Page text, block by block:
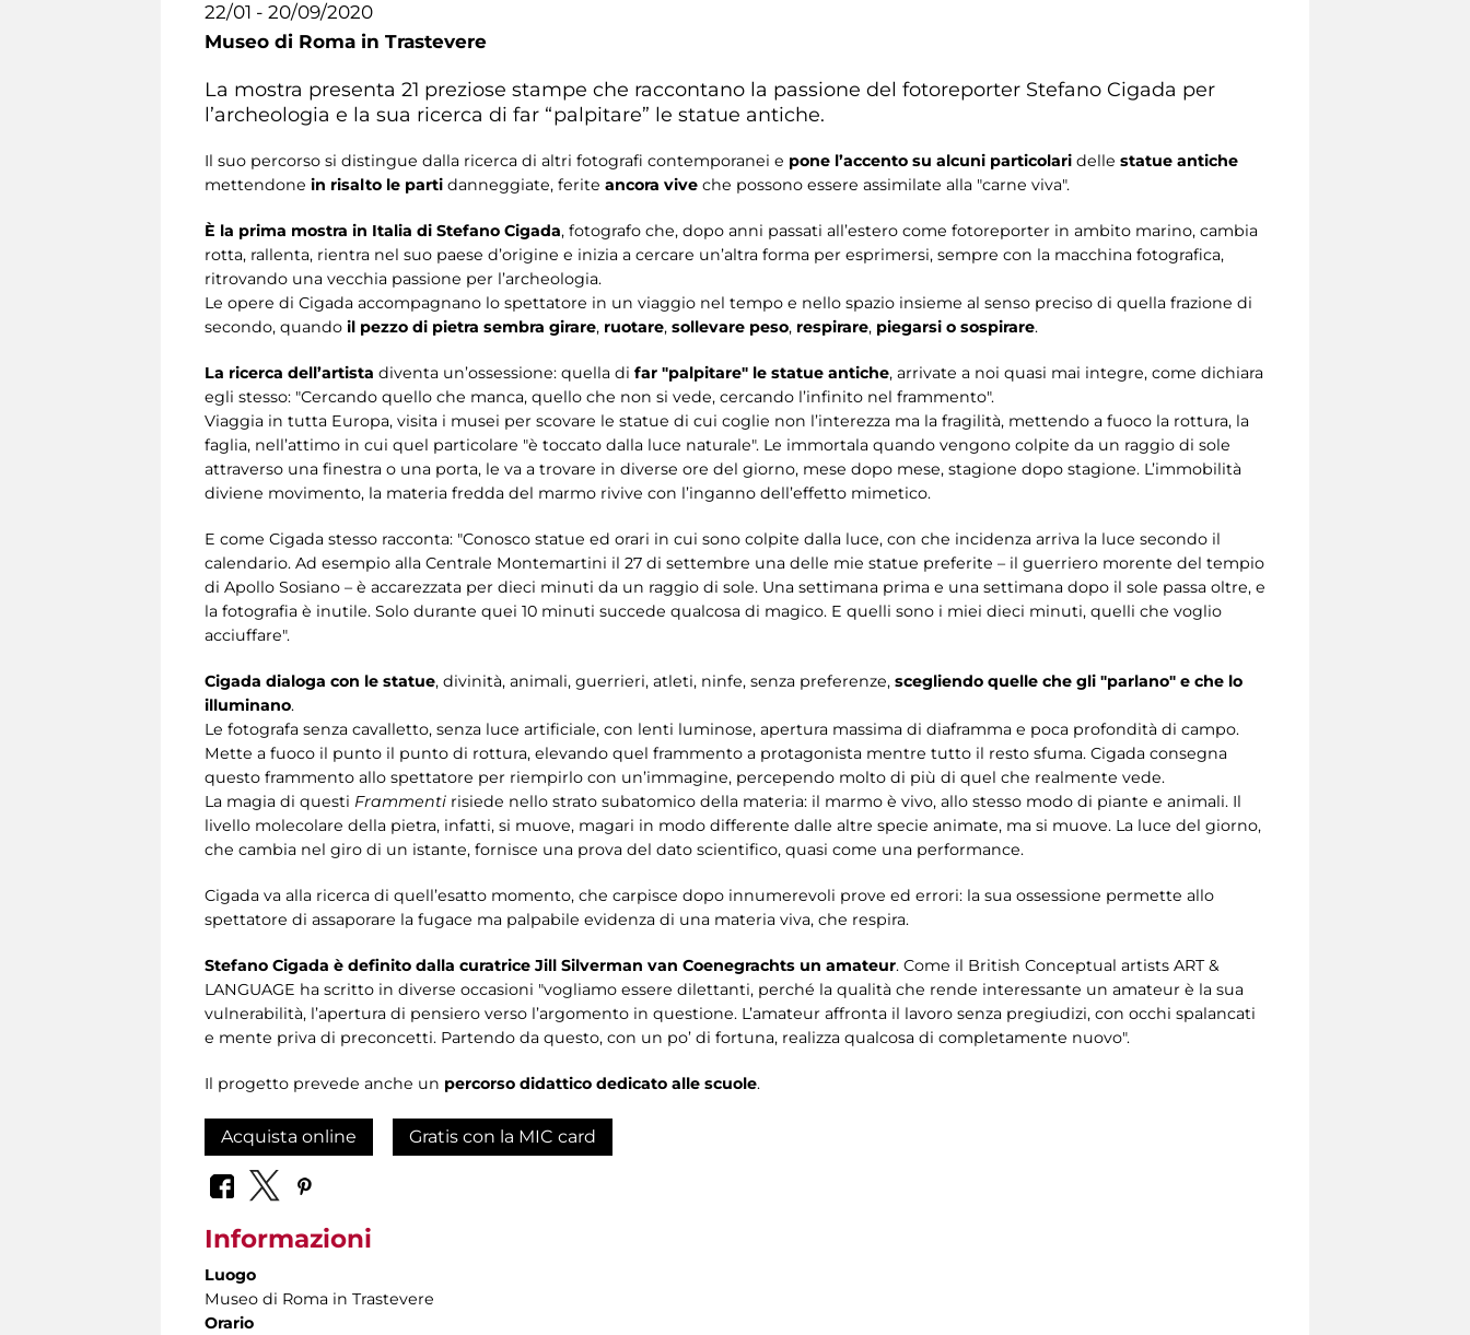
22/01 - 20/09/2020
Museo di Roma in Trastevere
La mostra presenta 21 preziose stampe che raccontano la passione del fotoreporter Stefano Cigada per
l’archeologia e la sua ricerca di far “palpitare” le statue antiche.
Il suo percorso si distingue dalla ricerca di altri fotografi contemporanei e pone l’accento su alcuni particolari delle statue antiche
mettendone in risalto le parti danneggiate, ferite ancora vive che possono essere assimilate alla "carne viva".
È la prima mostra in Italia di Stefano Cigada, fotografo che, dopo anni passati all’estero come fotoreporter in ambito marino, cambia
rotta, rallenta, rientra nel suo paese d’origine e inizia a cercare un’altra forma per esprimersi, sempre con la macchina fotografica,
ritrovando una vecchia passione per l’archeologia.
Le opere di Cigada accompagnano lo spettatore in un viaggio nel tempo e nello spazio insieme al senso preciso di quella frazione di
secondo, quando il pezzo di pietra sembra girare, ruotare, sollevare peso, respirare, piegarsi o sospirare.
La ricerca dell’artista diventa un’ossessione: quella di far "palpitare" le statue antiche, arrivate a noi quasi mai integre, come dichiara
egli stesso: "Cercando quello che manca, quello che non si vede, cercando l’infinito nel frammento".
Viaggia in tutta Europa, visita i musei per scovare le statue di cui coglie non l’interezza ma la fragilità, mettendo a fuoco la rottura, la
faglia, nell’attimo in cui quel particolare "è toccato dalla luce naturale". Le immortala quando vengono colpite da un raggio di sole
attraverso una finestra o una porta, le va a trovare in diverse ore del giorno, mese dopo mese, stagione dopo stagione. L’immobilità
diviene movimento, la materia fredda del marmo rivive con l’inganno dell’effetto mimetico.
E come Cigada stesso racconta: "Conosco statue ed orari in cui sono colpite dalla luce, con che incidenza arriva la luce secondo il
calendario. Ad esempio alla Centrale Montemartini il 27 di settembre una delle mie statue preferite – il guerriero morente del tempio
di Apollo Sosiano – è accarezzata per dieci minuti da un raggio di sole. Una settimana prima e una settimana dopo il sole passa oltre, e
la fotografia è inutile. Solo durante quei 10 minuti succede qualcosa di magico. E quelli sono i miei dieci minuti, quelli che voglio
acciuffare".
Cigada dialoga con le statue, divinità, animali, guerrieri, atleti, ninfe, senza preferenze, scegliendo quelle che gli "parlano" e che lo
illuminano.
Le fotografa senza cavalletto, senza luce artificiale, con lenti luminose, apertura massima di diaframma e poca profondità di campo.
Mette a fuoco il punto il punto di rottura, elevando quel frammento a protagonista mentre tutto il resto sfuma. Cigada consegna
questo frammento allo spettatore per riempirlo con un’immagine, percependo molto di più di quel che realmente vede.
La magia di questi Frammenti risiede nello strato subatomico della materia: il marmo è vivo, allo stesso modo di piante e animali. Il
livello molecolare della pietra, infatti, si muove, magari in modo differente dalle altre specie animate, ma si muove. La luce del giorno,
che cambia nel giro di un istante, fornisce una prova del dato scientifico, quasi come una performance.
Cigada va alla ricerca di quell’esatto momento, che carpisce dopo innumerevoli prove ed errori: la sua ossessione permette allo
spettatore di assaporare la fugace ma palpabile evidenza di una materia viva, che respira.
Stefano Cigada è definito dalla curatrice Jill Silverman van Coenegrachts un amateur. Come il British Conceptual artists ART &
LANGUAGE ha scritto in diverse occasioni "vogliamo essere dilettanti, perché la qualità che rende interessante un amateur è la sua
vulnerabilità, l’apertura di pensiero verso l’argomento in questione. L’amateur affronta il lavoro senza pregiudizi, con occhi spalancati
e mente priva di preconcetti. Partendo da questo, con un po’ di fortuna, realizza qualcosa di completamente nuovo".
Il progetto prevede anche un percorso didattico dedicato alle scuole.
Acquista online Gratis con la MIC card
Informazioni
Luogo
Museo di Roma in Trastevere
Orario